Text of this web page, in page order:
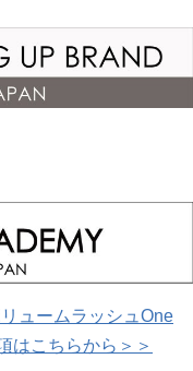
ュームラッシュOne
はこちらから＞＞